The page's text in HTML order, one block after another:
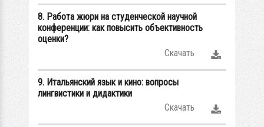
8. Работа жюри на студенческой научной
конференции: как повысить объективность
оценки?
Скачать
9. Итальянский язык и кино: вопросы
лингвистики и дидактики
Скачать